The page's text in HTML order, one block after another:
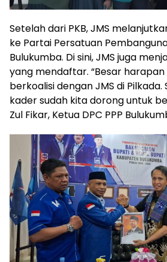
Setelah dari PKB, JMS
ke Partai Persatuan
Bulukumba. Di sini, JMS juga
yang mendaftar. “Besar harapan
berkoalisi dengan JMS di
kader sudah kita dorong untuk
Zul Fikar, Ketua DPC PPP